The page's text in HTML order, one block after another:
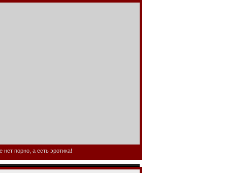
порно, а есть эротика!